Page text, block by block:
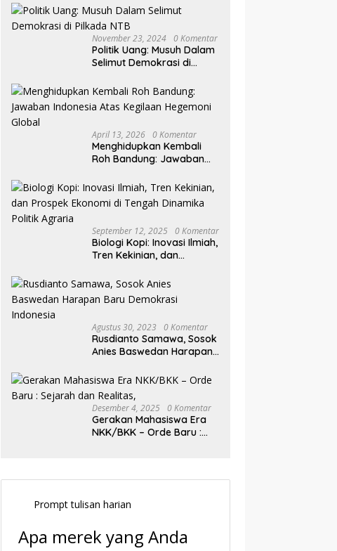
Teratasi?
November 23, 2024 0 Komentar
Politik Uang: Musuh Dalam
Selimut Demokrasi di
April 13, 2026 0 Komentar
Menghidupkan Kembali
Roh Bandung: Jawaban
Hegemoni Global
September 12, 2025 0 Komentar
Biologi Kopi: Inovasi Ilmiah,
Tren Kekinian, dan
Tengah Dinamika Politik
Agraria
Agustus 30, 2023 0 Komentar
Rusdianto Samawa, Sosok
Anies Baswedan Harapan
Desember 4, 2025 0 Komentar
Gerakan Mahasiswa Era
NKK/BKK – Orde Baru :
Prompt tulisan harian
Apa merek yang Anda